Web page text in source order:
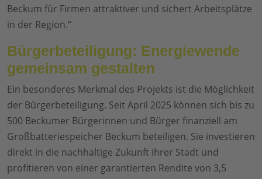
Beckum für Firmen attraktiver und sichert Arbeitsplätze
in der Region.“
Bürgerbeteiligung: Energiewende
gemeinsam gestalten
Ein besonderes Merkmal des Projekts ist die Möglichkeit
der Bürgerbeteiligung. Seit April 2025 können sich bis zu
500 Beckumer Bürgerinnen und Bürger finanziell am
Großbatteriespeicher Beckum beteiligen. Sie investieren
direkt in die nachhaltige Zukunft ihrer Stadt und
profitieren von einer garantierten Rendite von 3,5